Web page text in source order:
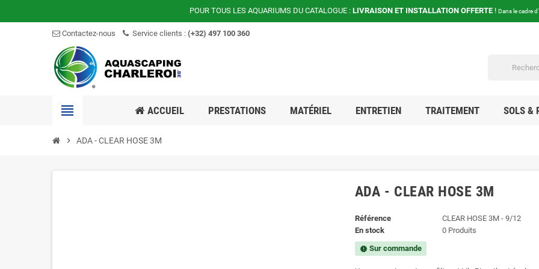
POUR TOUS LES AQUARIUMS DU CATALOGUE : LIVRAISON ET INSTALLATION OFFERTE ! Dans le cadre
Contactez-nous Service clients : (+32) 497 100 360
view_headline ACCUEIL PRESTATIONS MATÉRIEL ENTRETIEN TRAITEMENT SOLS &
chevron_right ADA - CLEAR HOSE 3M
ADA - CLEAR HOSE 3M
Référence
CLEAR HOSE 3M - 9/12
En stock
0 Produits
new_releasesSur commande